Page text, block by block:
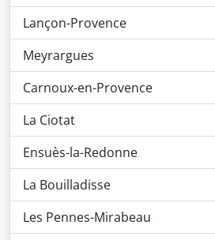
Lançon-Provence
Meyrargues
Carnoux-en-Provence
La Ciotat
Ensuès-la-Redonne
La Bouilladisse
Les Pennes-Mirabeau